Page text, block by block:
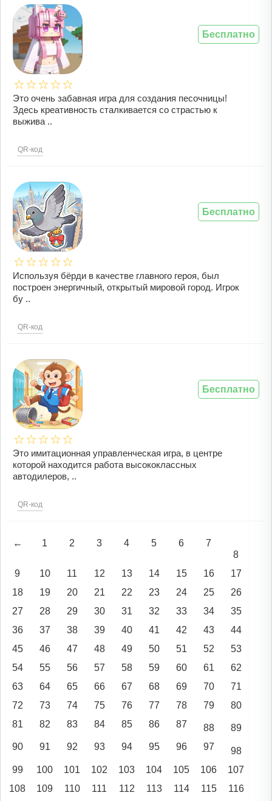
Это очень забавная игра для создания песочницы!
Здесь креативность сталкивается со страстью к
выжива ..
QR-код
Бесплатно
Используя бёрди в качестве главного героя, был
построен энергичный, открытый мировой город. Игрок
бу ..
QR-код
Бесплатно
Это имитационная управленческая игра, в центре
которой находится работа высококлассных
автодилеров, ..
QR-код
Бесплатно
← 1 2 3 4 5 6
7
8
9
10 11 12 13 14 15 16
17
18
19 20 21 22 23 24 25
26
27
28 29 30 31 32 33 34
35
36
37 38 39 40 41 42 43
44
45
46 47 48 49 50 51 52
53
54
55 56 57 58 59 60 61
62
63
64 65 66 67 68 69 70
71
72
73 74 75 76 77 78 79
80
81
82 83 84 85 86 87 88
89
90
91 92 93 94 95 96 97
98
99
100 101 102 103 104 105 106
107
108
109 110 111 112 113 114 115
116